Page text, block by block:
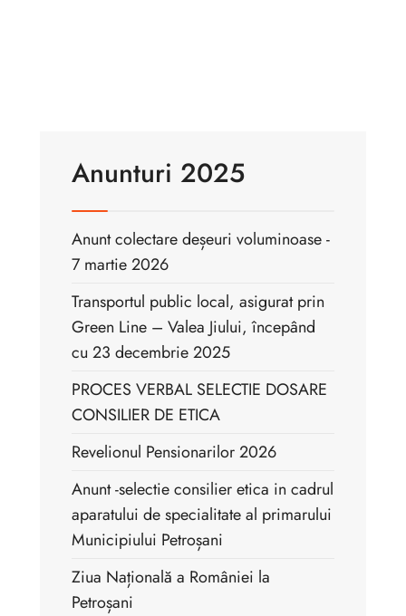
Anunturi 2025
Anunt colectare deșeuri voluminoase -
7 martie 2026
Transportul public local, asigurat prin
Green Line – Valea Jiului, începând
cu 23 decembrie 2025
PROCES VERBAL SELECTIE DOSARE
CONSILIER DE ETICA
Revelionul Pensionarilor 2026
Anunt -selectie consilier etica in cadrul
aparatului de specialitate al primarului
Municipiului Petroșani
Ziua Națională a României la
Petroșani